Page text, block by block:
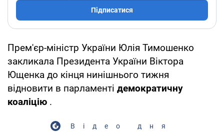
Підписатися
Прем'єр-міністр України Юлія Тимошенко
закликала Президента України Віктора
Ющенка до кінця нинішнього тижня
відновити в парламенті демократичну
коаліцію .
Відео дня